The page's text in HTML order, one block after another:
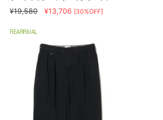
¥19,580 ¥13,706 [30%OFF]
REARRIVAL